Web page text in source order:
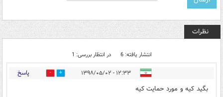
نظرات
انتشار یافته: 6 در انتظار بررسی: 1
۱۲:۳۳ - ۱۳۹۸/۰۵/۰۲ 7 پاسخ
بگید کیه و مورد حمایت کیه